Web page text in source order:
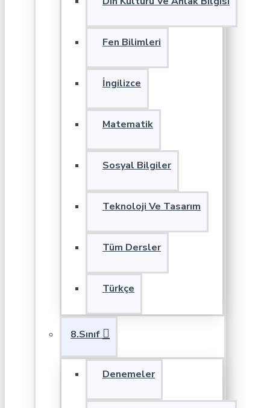
Fen Bilimleri
İngilizce
Matematik
Sosyal Bilgiler
Teknoloji Ve Tasarım
Tüm Dersler
Türkçe
8.Sınıf
Denemeler